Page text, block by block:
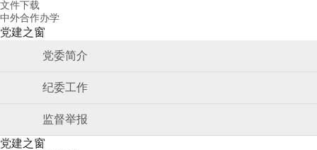
文件下载
中外合作办学
党建之窗
党委简介
纪委工作
监督举报
党建之窗